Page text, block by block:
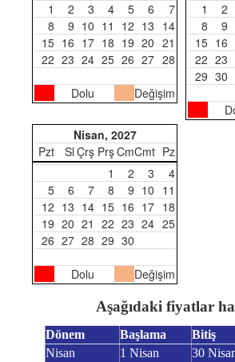
1
2 3 4 5 6
7
8
9 10 11 12 13 14
15 16 17 18 19 20 21
22 23 24 25 26 27 28
Dolu Değişim
1
2
8
9
15 16
22 23
29 30
Nisan, 2027
Pzt
Sl Çrş PrşCmCmt Pz
1
2 3
4
5
6 7 8 9 10 11
12 13 14 15 16 17 18
19 20 21 22 23 24 25
26 27 28 29 30
Dolu Değişim
Aşağıdaki fiyatlar
Dönem Başlama Bitiş
Nisan
1 Nisan 30